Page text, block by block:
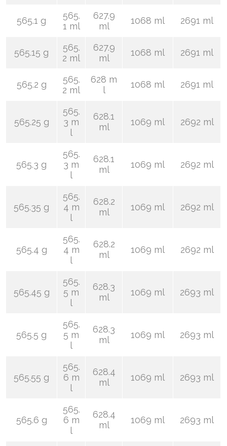
565.1 g
565.
1 ml
627.9
ml
1068 ml 2691 ml
565.15 g
565.
2 ml
627.9
ml
1068 ml 2691 ml
565.2 g
565.
2 ml
628 m
l
1068 ml 2691 ml
565.25 g
565.
3 m
l
628.1
ml
1069 ml 2692 ml
565.3 g
565.
3 m
l
628.1
ml
1069 ml 2692 ml
565.35 g
565.
4 m
l
628.2
ml
1069 ml 2692 ml
565.4 g
565.
4 m
l
628.2
ml
1069 ml 2692 ml
565.45 g
565.
5 m
l
628.3
ml
1069 ml 2693 ml
565.5 g
565.
5 m
l
628.3
ml
1069 ml 2693 ml
565.55 g
565.
6 m
l
628.4
ml
1069 ml 2693 ml
565.6 g
565.
6 m
l
628.4
ml
1069 ml 2693 ml